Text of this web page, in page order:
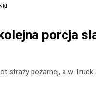
porcja
straży pożarnej, a w